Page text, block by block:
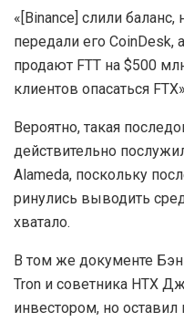
позитивных
09.06.2026
В частности, он
капитализации
отчета Alameda Research
2 ноября издание со
сообщило, что дочерняя
в потенциально шатком
большую часть ее
«[Binance] слили
передали его CoinDesk,